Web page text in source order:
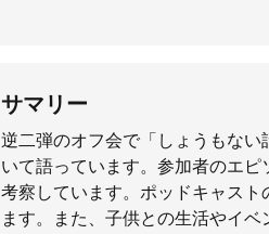
サマリー
逆二弾のオフ会で「しょうもな
いて語っています。参加者のエ
考察しています。ポッドキャス
ます。また、子供との生活やイベ